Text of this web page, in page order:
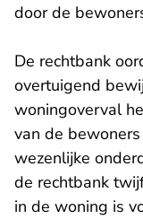
door de
De rechtbank
overtuigend
woningoverval
van de
wezenlijke
de rechtbank
in de woning is